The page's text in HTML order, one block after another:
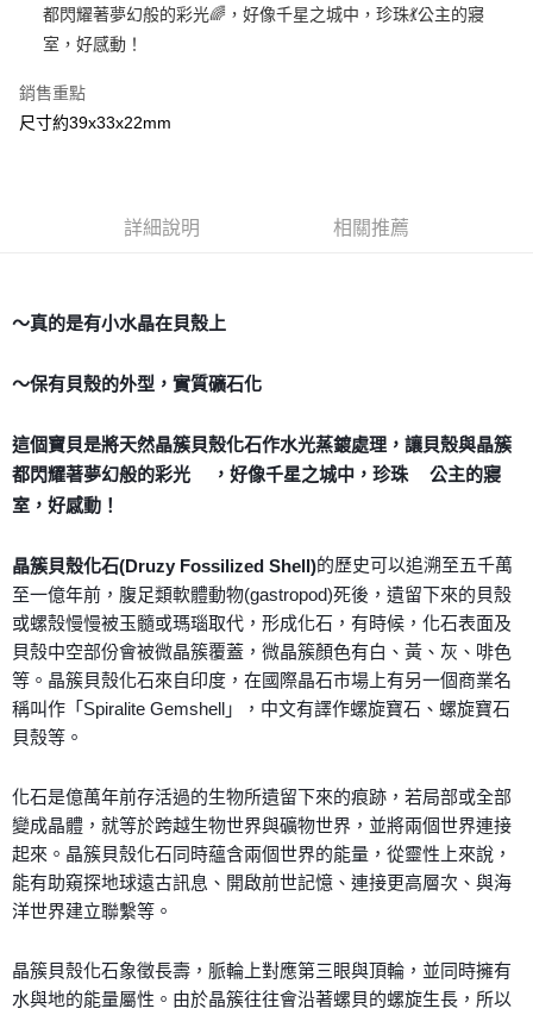
ATM付款
全家取貨付款
每筆NT$80，滿NT$3,000(含以上)免運費
每筆NT$80，滿NT$3,000(含以上)免運費
免運費
都閃耀著夢幻般的彩光🌈，好像千星之城中，珍珠💃公主的寢
室，好感動！
銷售重點
尺寸約39x33x22mm
詳細說明 相關推薦
～真的是有小水晶在貝殼上
～保有貝殼的外型，實質礦石化
這個寶貝是將天然晶簇貝殼化石作水光蒸鍍處理，讓貝殼與晶簇
都閃耀著夢幻般的彩光
，好像千星之城中，珍珠
公主的寢
室，好感動！
晶簇貝殼化石(Druzy Fossilized Shell)的歷史可以追溯至五千萬
至一億年前，腹足類軟體動物(gastropod)死後，遺留下來的貝殼
或螺殼慢慢被玉髓或瑪瑙取代，形成化石，有時候，化石表面及
貝殼中空部份會被微晶簇覆蓋，微晶簇顏色有白、黃、灰、啡色
等。晶簇貝殼化石來自印度，在國際晶石市場上有另一個商業名
稱叫作「Spiralite Gemshell」，中文有譯作螺旋寶石、螺旋寶石
貝殼等。
化石是億萬年前存活過的生物所遺留下來的痕跡，若局部或全部
變成晶體，就等於跨越生物世界與礦物世界，並將兩個世界連接
起來。晶簇貝殼化石同時蘊含兩個世界的能量，從靈性上來說，
能有助窺探地球遠古訊息、開啟前世記憶、連接更高層次、與海
洋世界建立聯繫等。
晶簇貝殼化石象徵長壽，脈輪上對應第三眼與頂輪，並同時擁有
水與地的能量屬性。由於晶簇往往會沿著螺貝的螺旋生長，所以